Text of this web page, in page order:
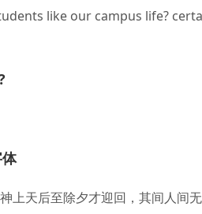
like our campus life?
天后至除夕才迎回，其间人间